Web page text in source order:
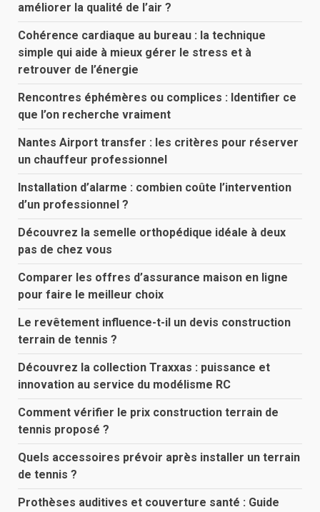
améliorer la qualité de l’air ?
Cohérence cardiaque au bureau : la technique
simple qui aide à mieux gérer le stress et à
retrouver de l’énergie
Rencontres éphémères ou complices : Identifier ce
que l’on recherche vraiment
Nantes Airport transfer : les critères pour réserver
un chauffeur professionnel
Installation d’alarme : combien coûte l’intervention
d’un professionnel ?
Découvrez la semelle orthopédique idéale à deux
pas de chez vous
Comparer les offres d’assurance maison en ligne
pour faire le meilleur choix
Le revêtement influence-t-il un devis construction
terrain de tennis ?
Découvrez la collection Traxxas : puissance et
innovation au service du modélisme RC
Comment vérifier le prix construction terrain de
tennis proposé ?
Quels accessoires prévoir après installer un terrain
de tennis ?
Prothèses auditives et couverture santé : Guide